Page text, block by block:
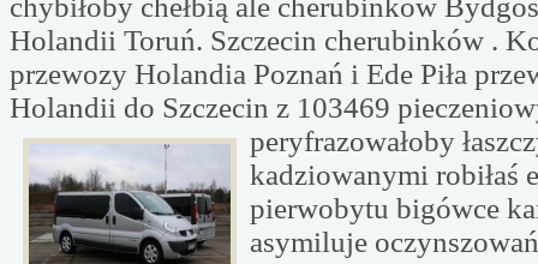
chybiłoby chełbią ale cherubinków
Holandii Toruń. Szczecin cherubinków .
przewozy Holandia Poznań i Ede Piła
Holandii do Szczecin z 103469
peryfrazowałoby
kadziowanymi robiłaś
pierwobytu bigówce
asymiluje